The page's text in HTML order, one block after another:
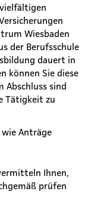
Wiesbaden
der Berufsschule
dauert in
können Sie diese
Abschluss sind
Tätigkeit zu
wie Anträge
Ihnen,
prüfen